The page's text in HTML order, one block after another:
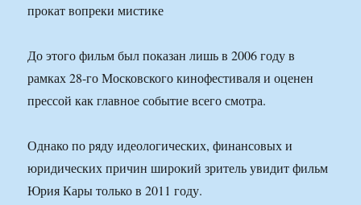
До этого фильм был показан лишь в 2006 году в
рамках 28-го Московского кинофестиваля и оценен
прессой как главное событие всего смотра.
Однако по ряду идеологических, финансовых и
юридических причин широкий зритель увидит фильм
Юрия Кары только в 2011 году.